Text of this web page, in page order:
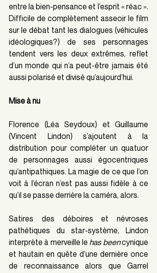
entre la bien-pensance et l’esprit « réac ».
Difficile de complètement asseoir le film
sur le débat tant les dialogues (véhicules
idéologiques?) de ses personnages
tendent vers les deux extrêmes, reflet
d’un monde qui n’a peut-être jamais été
aussi polarisé et divisé qu’aujourd’hui.
Mise à nu
Florence (Léa Seydoux) et Guillaume
(Vincent Lindon) s’ajoutent à la
distribution pour compléter un quatuor
de personnages aussi égocentriques
qu’antipathiques. La magie de ce que l’on
voit à l’écran n’est pas aussi fidèle à ce
qu’il se passe derrière la caméra, alors.
Satires des déboires et névroses
pathétiques du star-système, Lindon
interprète à merveille le has been cynique
et hautain en quête d’une dernière once
de reconnaissance alors que Garrel